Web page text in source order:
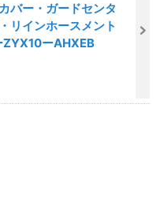
バー・ガードセンタ
リインホースメント
ZYX10ーAHXEB